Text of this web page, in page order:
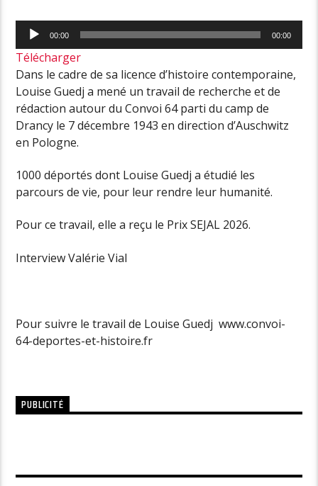
Lecteur
audio
00:00 00:00
Télécharger
Dans le cadre de sa licence d’histoire contemporaine,
Louise Guedj a mené un travail de recherche et de
rédaction autour du Convoi 64 parti du camp de
Drancy le 7 décembre 1943 en direction d’Auschwitz
en Pologne.
1000 déportés dont Louise Guedj a étudié les
parcours de vie, pour leur rendre leur humanité.
Pour ce travail, elle a reçu le Prix SEJAL 2026.
Interview Valérie Vial
Pour suivre le travail de Louise Guedj www.convoi-
64-deportes-et-histoire.fr
PUBLICITÉ